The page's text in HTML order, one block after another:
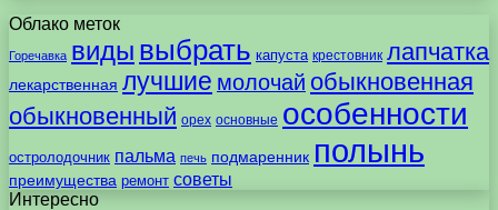
Облако меток
Горечавка виды выбрать капуста крестовник лапчатка
лекарственная лучшие молочай обыкновенная
обыкновенный орех основные особенности
остролодочник пальма печь подмаренник полынь
преимущества ремонт советы
Интересно